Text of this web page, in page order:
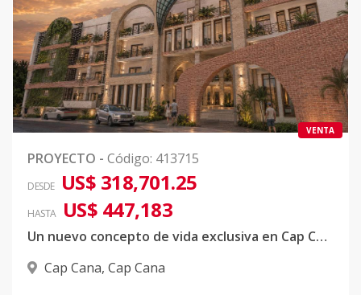
VENTA
PROYECTO - Código: 413715
DESDE US$ 318,701.25
HASTA US$ 447,183
Un nuevo concepto de vida exclusiva en Cap Cana
Cap Cana, Cap Cana